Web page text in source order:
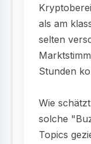
als am
selten
Stunden
Wie
solche
Topics